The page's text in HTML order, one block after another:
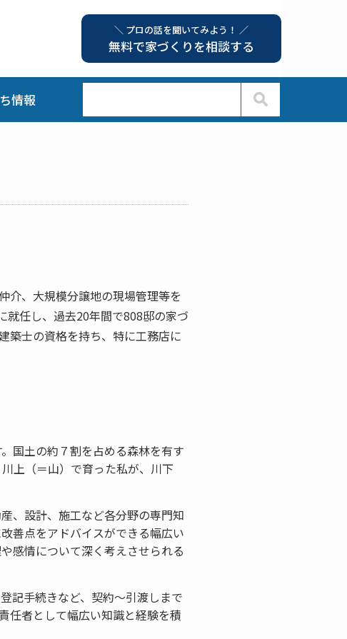
＼ プロの話を聞いてみよう！ ／
無料で家づくりを相談する
情報
介、大規模分譲地の現場管理等を
就任し、過去20年間で808邸の家づ
築士の資格を持ち、特に工務店に
国土の約７割を占める森林を有す
上（＝山）で育った私が、川下
、設計、施工など各分野の専門知
善点をアドバイスができる幅広い
感情について深く考えさせられる
記手続きなど、契約～引渡しまで
任者として幅広い知識と経験を積